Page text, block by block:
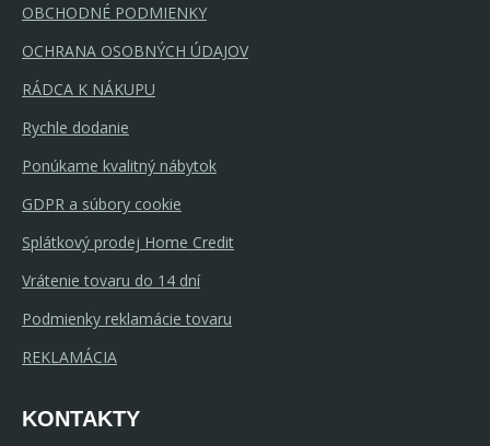
OBCHODNÉ PODMIENKY
OCHRANA OSOBNÝCH ÚDAJOV
RÁDCA K NÁKUPU
Rychle dodanie
Ponúkame kvalitný nábytok
GDPR a súbory cookie
Splátkový prodej Home Credit
Vrátenie tovaru do 14 dní
Podmienky reklamácie tovaru
REKLAMÁCIA
KONTAKTY